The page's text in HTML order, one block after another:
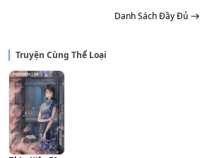
Nếu yêu thích truyện đam mỹ, bạn có thể
nuoi.31986/] hay Trường
[https://truyenfull.com/truong-an-thai-
[https://truyenfull.com/truong-an-thai-
Bình
[https://truyenfull.com/truong-an-thai-
Danh Sách Đầy Đủ
Truyện Cùng Thể Loại